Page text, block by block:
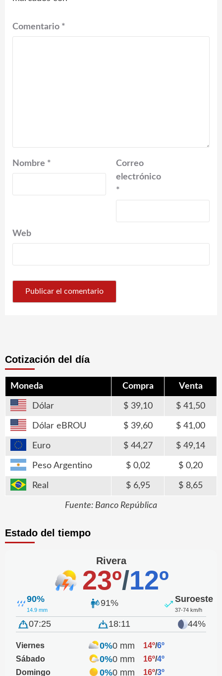
Comentario *
Nombre *
Correo
electrónico
*
Web
Cotización del día
Moneda Compra Venta
Dólar 39,10 41,50
Dólar eBROU 39,60 41,00
Euro 44,27 49,14
Peso Argentino 0,02 0,20
Real 6,95 8,65
Fuente: Banco República
Estado del tiempo
Rivera
23º/12º
90%
14.9 mm
91% Suroeste
37-74 km/h
07:25 18:11 44%
Viernes 0%0 mm 14º/6º
Sábado
0%0 mm 16º/4º
Domingo
0%0 mm 16º/3º